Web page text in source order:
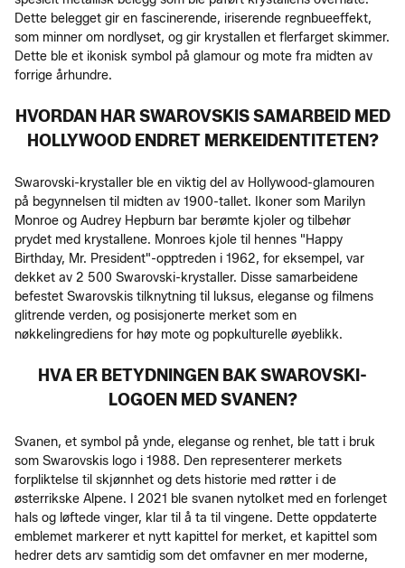
Dette belegget gir en fascinerende, iriserende regnbueeffekt,
som minner om nordlyset, og gir krystallen et flerfarget skimmer.
Dette ble et ikonisk symbol på glamour og mote fra midten av
forrige århundre.
HVORDAN HAR SWAROVSKIS SAMARBEID MED
HOLLYWOOD ENDRET MERKEIDENTITETEN?
Swarovski-krystaller ble en viktig del av Hollywood-glamouren
på begynnelsen til midten av 1900-tallet. Ikoner som Marilyn
Monroe og Audrey Hepburn bar berømte kjoler og tilbehør
prydet med krystallene. Monroes kjole til hennes "Happy
Birthday, Mr. President"-opptreden i 1962, for eksempel, var
dekket av 2 500 Swarovski-krystaller. Disse samarbeidene
befestet Swarovskis tilknytning til luksus, eleganse og filmens
glitrende verden, og posisjonerte merket som en
nøkkelingrediens for høy mote og popkulturelle øyeblikk.
HVA ER BETYDNINGEN BAK SWAROVSKI-
LOGOEN MED SVANEN?
Svanen, et symbol på ynde, eleganse og renhet, ble tatt i bruk
som Swarovskis logo i 1988. Den representerer merkets
forpliktelse til skjønnhet og dets historie med røtter i de
østerrikske Alpene. I 2021 ble svanen nytolket med en forlenget
hals og løftede vinger, klar til å ta til vingene. Dette oppdaterte
emblemet markerer et nytt kapittel for merket, et kapittel som
hedrer dets arv samtidig som det omfavner en mer moderne,